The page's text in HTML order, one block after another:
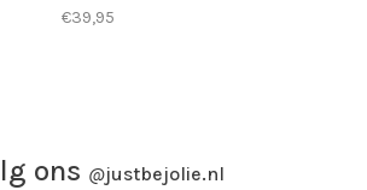
€39,95
ons @justbejolie.nl